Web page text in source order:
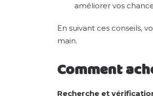
améliorer vos
En suivant ces conseils,
main.
Comment
Recherche et